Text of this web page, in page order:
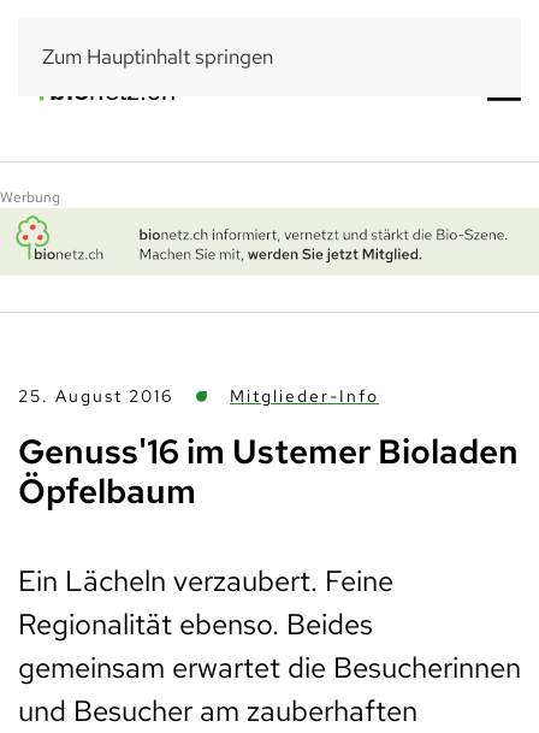
Zum Hauptinhalt springen
Werbung
25. August 2016 Mitglieder-Info
Genuss'16 im Ustemer Bioladen
Öpfelbaum
Ein Lächeln verzaubert. Feine
Regionalität ebenso. Beides
gemeinsam erwartet die Besucherinnen
und Besucher am zauberhaften